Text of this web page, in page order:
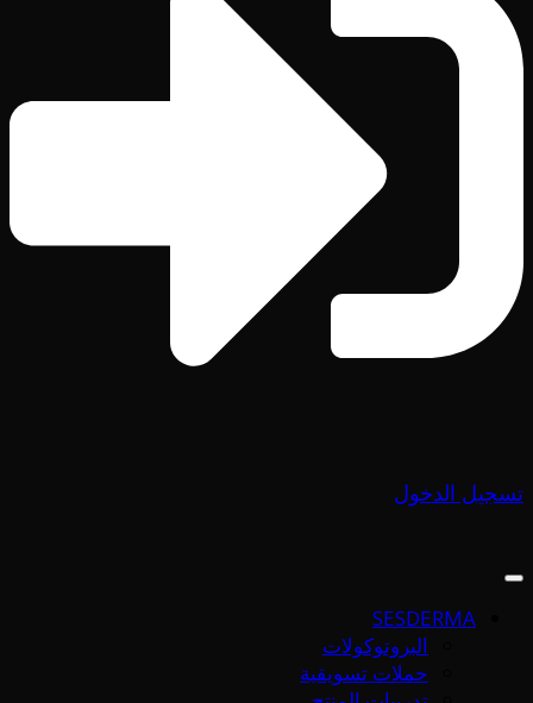
تسجيل الدخول
SESDERMA
البروتوكولات
حملات تسويقية